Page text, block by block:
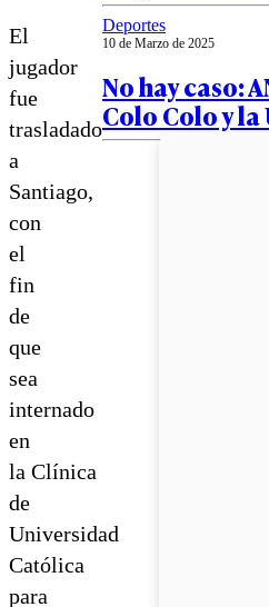
El
jugador
fue
trasladado
a
Santiago,
con
el
fin
de
que
sea
internado
en
la Clínica
de
Universidad
Católica
para
Deportes
10 de Marzo de 2025
No hay caso:
Colo Colo y